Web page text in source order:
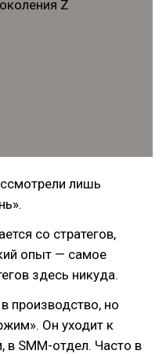
лишь
со стратегов,
опыт — самое
здесь никуда.
производство, но
Он уходит к
в SMM-отдел. Часто в